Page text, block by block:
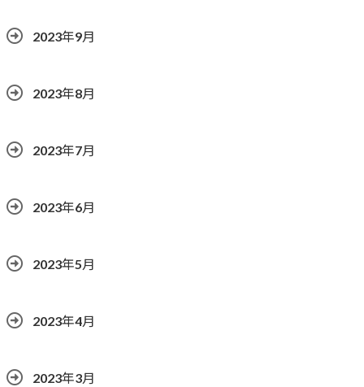
2023年9月
2023年8月
2023年7月
2023年6月
2023年5月
2023年4月
2023年3月